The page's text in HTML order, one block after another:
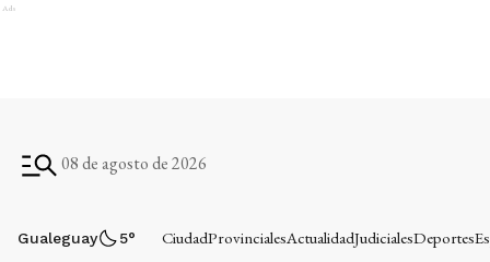
Ads
08 de agosto de 2026
Gualeguay 5° CiudadProvincialesActualidadJudicialesDeportes